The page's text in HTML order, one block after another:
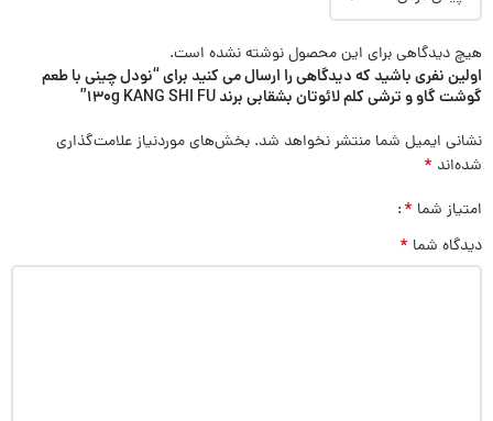
هیچ دیدگاهی برای این محصول نوشته نشده است.
اولین نفری باشید که دیدگاهی را ارسال می کنید برای “نودل چینی با طعم
گوشت گاو و ترشی کلم لائوتان بشقابی برند 130g KANG SHI FU”
نشانی ایمیل شما منتشر نخواهد شد. بخش‌های موردنیاز علامت‌گذاری
شده‌اند *
امتیاز شما *
دیدگاه شما *